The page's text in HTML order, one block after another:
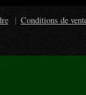
Conditions de